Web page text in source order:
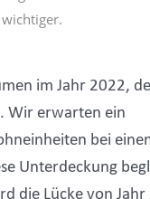
im Jahr 2022,
Wir erwarten ein
bei
Unterdeckung
die Lücke von Jahr